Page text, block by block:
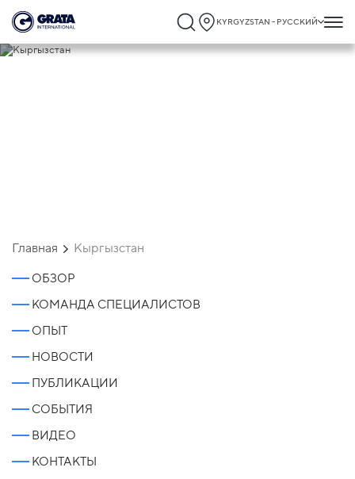
KYRGYZSTAN - РУССКИЙ
Главная Кыргызстан
ОБЗОР
КОМАНДА СПЕЦИАЛИСТОВ
ОПЫТ
НОВОСТИ
ПУБЛИКАЦИИ
СОБЫТИЯ
ВИДЕО
КОНТАКТЫ